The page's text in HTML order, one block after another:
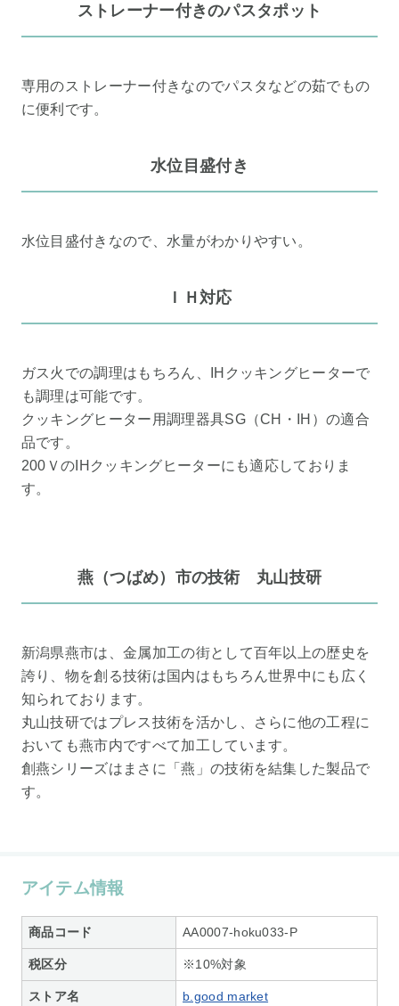
ストレーナー付きのパスタポット
専用のストレーナー付きなのでパスタなどの茹でもの
に便利です。
水位目盛付き
水位目盛付きなので、水量がわかりやすい。
ＩＨ対応
ガス火での調理はもちろん、IHクッキングヒーターで
も調理は可能です。
クッキングヒーター用調理器具SG（CH・IH）の適合
品です。
200ＶのIHクッキングヒーターにも適応しておりま
す。
燕（つばめ）市の技術 丸山技研
新潟県燕市は、金属加工の街として百年以上の歴史を
誇り、物を創る技術は国内はもちろん世界中にも広く
知られております。
丸山技研ではプレス技術を活かし、さらに他の工程に
おいても燕市内ですべて加工しています。
創燕シリーズはまさに「燕」の技術を結集した製品で
す。
アイテム情報
商品コード AA0007-hoku033-P
税区分 ※10%対象
ストア名 b.good market